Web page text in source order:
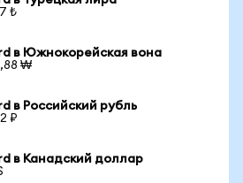
₺
в Южнокорейская вона
₩
в Российский рубль
₽
в Канадский доллар